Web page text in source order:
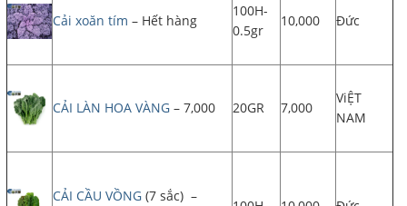
Cải xoăn tím – Hết hàng
100H-
0.5gr
10,000 Đức
CẢI LÀN HOA VÀNG – 7,000 20GR 7,000
ViỆT
NAM
CẢI CẦU VỒNG (7 sắc) –